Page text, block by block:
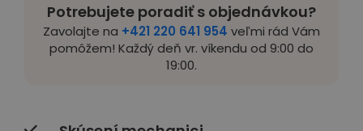
Potrebujete poradiť s objednávkou?
Zavolajte na +421 220 641 954 veľmi rád Vám
pomôžem! Každý deň vr. víkendu od 9:00 do
19:00.